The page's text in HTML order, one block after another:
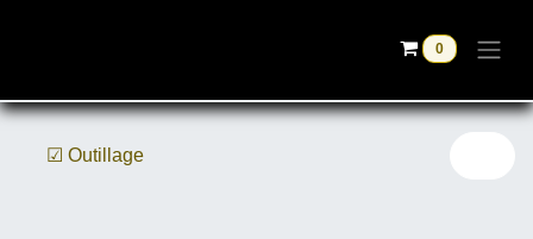
0
☑ Outillage